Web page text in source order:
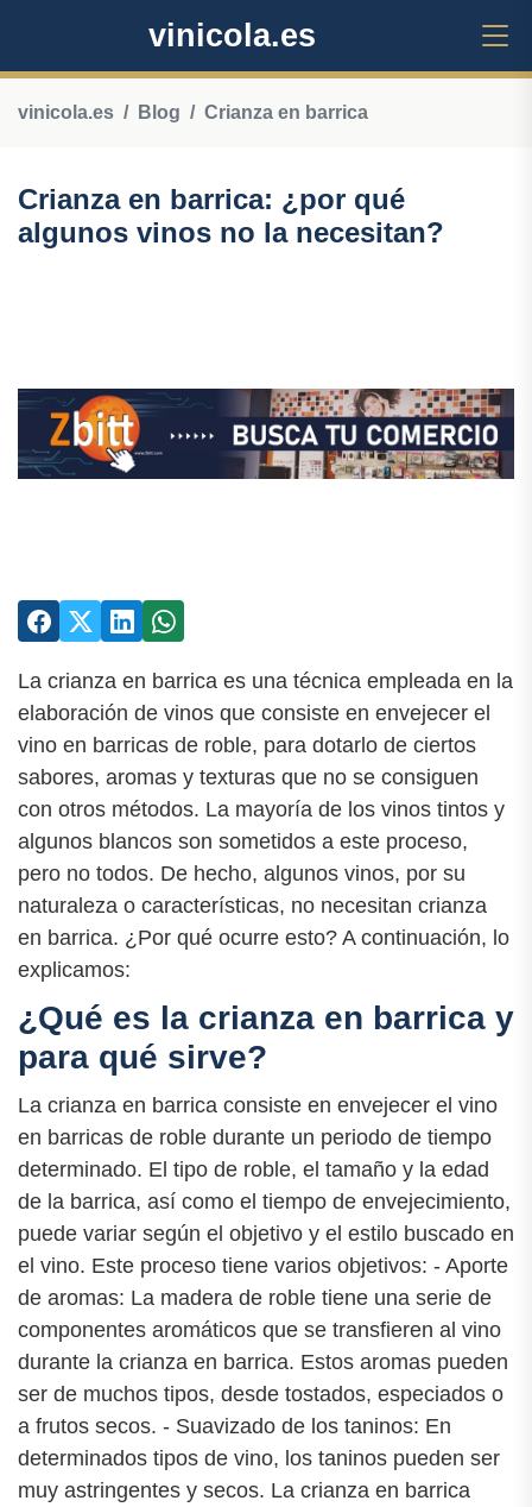
vinicola.es
vinicola.es Blog Crianza en barrica
Crianza en barrica: ¿por qué
algunos vinos no la necesitan?
La crianza en barrica es una técnica empleada en la
elaboración de vinos que consiste en envejecer el
vino en barricas de roble, para dotarlo de ciertos
sabores, aromas y texturas que no se consiguen
con otros métodos. La mayoría de los vinos tintos y
algunos blancos son sometidos a este proceso,
pero no todos. De hecho, algunos vinos, por su
naturaleza o características, no necesitan crianza
en barrica. ¿Por qué ocurre esto? A continuación, lo
explicamos:
¿Qué es la crianza en barrica y
para qué sirve?
La crianza en barrica consiste en envejecer el vino
en barricas de roble durante un periodo de tiempo
determinado. El tipo de roble, el tamaño y la edad
de la barrica, así como el tiempo de envejecimiento,
puede variar según el objetivo y el estilo buscado en
el vino. Este proceso tiene varios objetivos: - Aporte
de aromas: La madera de roble tiene una serie de
componentes aromáticos que se transfieren al vino
durante la crianza en barrica. Estos aromas pueden
ser de muchos tipos, desde tostados, especiados o
a frutos secos. - Suavizado de los taninos: En
determinados tipos de vino, los taninos pueden ser
muy astringentes y secos. La crianza en barrica